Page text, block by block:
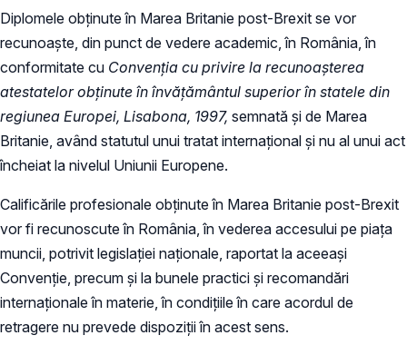
Diplomele obținute în Marea Britanie post-Brexit se vor
recunoaște, din punct de vedere academic, în România, în
conformitate cu Convenția cu privire la recunoașterea
atestatelor obținute în învățământul superior în statele din
regiunea Europei, Lisabona, 1997, semnată și de Marea
Britanie, având statutul unui tratat internațional și nu al unui act
încheiat la nivelul Uniunii Europene.
Calificările profesionale obținute în Marea Britanie post-Brexit
vor fi recunoscute în România, în vederea accesului pe piața
muncii, potrivit legislației naționale, raportat la aceeași
Convenție, precum și la bunele practici și recomandări
internaționale în materie, în condițiile în care acordul de
retragere nu prevede dispoziții în acest sens.